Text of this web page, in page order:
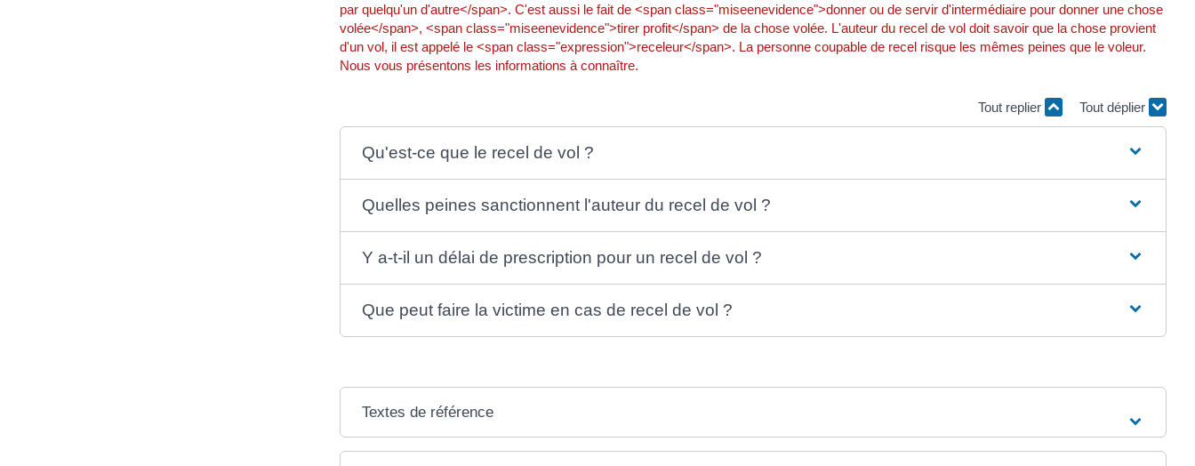
par quelqu'un d'autre</span>. C'est aussi le fait de <span class="miseenevidence">donner ou de servir d'intermédiaire pour donner une chose
volée</span>, <span class="miseenevidence">tirer profit</span> de la chose volée. L'auteur du recel de vol doit savoir que la chose provient
d'un vol, il est appelé le <span class="expression">receleur</span>. La personne coupable de recel risque les mêmes peines que le voleur.
Nous vous présentons les informations à connaître.
Tout replier Tout déplier
Qu'est-ce que le recel de vol ?
Quelles peines sanctionnent l'auteur du recel de vol ?
Y a-t-il un délai de prescription pour un recel de vol ?
Que peut faire la victime en cas de recel de vol ?
Textes de référence